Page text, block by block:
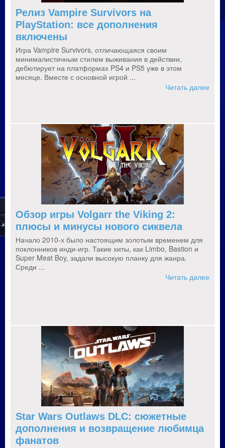
Релиз Vampire Survivors на
PlayStation: все дополнения
включены
Игра Vampire Survivors, отличающаяся своим
минималистичным стилем выживания в действии,
дебютирует на платформах PS4 и PS5 уже в этом
месяце. Вместе с основной игрой ...
Читать далее
Обзор игры Volgarr the Viking 2:
плюсы и минусы нового сиквела
Начало 2010-х было настоящим золотым временем для
поклонников инди-игр. Такие хиты, как Limbo, Bastion и
Super Meat Boy, задали высокую планку для жанра.
Среди ...
Читать далее
Star Wars Outlaws DLC: сюжетные
дополнения и возвращение любимца
фанатов